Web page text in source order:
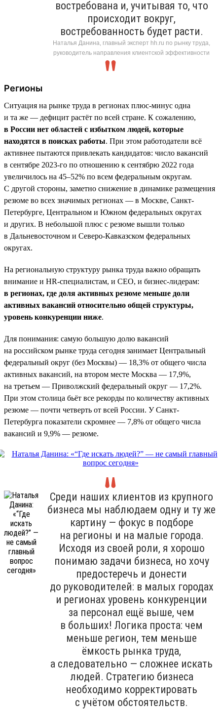
востребована и, учитывая то, что
происходит вокруг,
востребованность будет расти.
Наталья Данина, главный эксперт hh.ru по рынку труда,
руководитель направления клиентской эффективности
Регионы
Ситуация на рынке труда в регионах плюс-минус одна
и та же — дефицит растёт по всей стране. К сожалению,
в России нет областей с избытком людей, которые
находятся в поисках работы. При этом работодатели всё
активнее пытаются привлекать кандидатов: число вакансий
в сентябре 2023-го по отношению к сентябрю 2022 года
увеличилось на 45–52% по всем федеральным округам.
С другой стороны, заметно снижение в динамике размещения
резюме во всех значимых регионах — в Москве, Санкт-
Петербурге, Центральном и Южном федеральных округах
и других. В небольшой плюс с резюме вышли только
в Дальневосточном и Северо-Кавказском федеральных
округах.
На региональную структуру рынка труда важно обращать
внимание и HR-специалистам, и СЕО, и бизнес-лидерам:
в регионах, где доля активных резюме меньше доли
активных вакансий относительно общей структуры,
уровень конкуренции ниже.
Для понимания: самую большую долю вакансий
на российском рынке труда сегодня занимает Центральный
федеральный округ (без Москвы) — 18,3% от общего числа
активных вакансий, на втором месте Москва — 17,9%,
на третьем — Приволжский федеральный округ — 17,2%.
При этом столица бьёт все рекорды по количеству активных
резюме — почти четверть от всей России. У Санкт-
Петербурга показатели скромнее — 7,8% от общего числа
вакансий и 9,9% — резюме.
Среди наших клиентов из крупного
бизнеса мы наблюдаем одну и ту же
картину — фокус в подборе
на регионы и на малые города.
Исходя из своей роли, я хорошо
понимаю задачи бизнеса, но хочу
предостеречь и донести
до руководителей: в малых городах
и регионах уровень конкуренции
за персонал ещё выше, чем
в больших! Логика проста: чем
меньше регион, тем меньше
ёмкость рынка труда,
а следовательно — сложнее искать
людей. Стратегию бизнеса
необходимо корректировать
с учётом обстоятельств.